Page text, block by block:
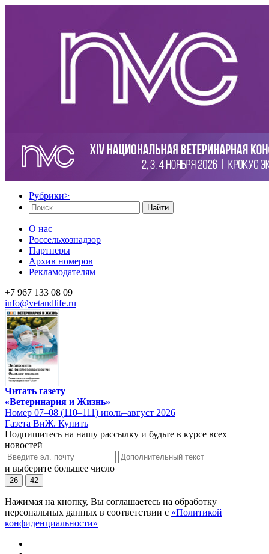
Рубрики>
Найти
О нас
Россельхознадзор
Партнеры
Архив номеров
Рекламодателям
+7 967 133 08 09
info@vetandlife.ru
Читать газету
«Ветеринария и Жизнь»
Номер 07–08 (110–111) июль–август 2026
Газета ВиЖ. Купить
Подпишитесь на нашу рассылку и будьте в курсе всех
новостей
и выберите большее число
26 42
Нажимая на кнопку, Вы соглашаетесь на обработку
персональных данных в соответствии с «Политикой
конфиденциальности»